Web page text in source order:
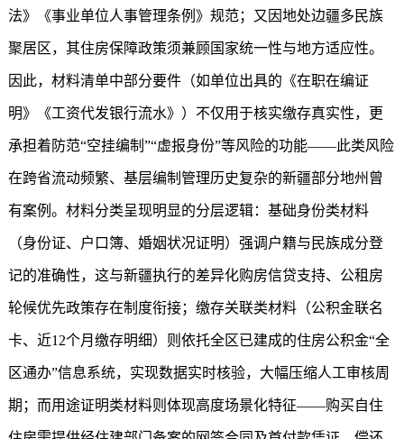
法》《事业单位人事管理条例》规范；又因地处边疆多民族
聚居区，其住房保障政策须兼顾国家统一性与地方适应性。
因此，材料清单中部分要件（如单位出具的《在职在编证
明》《工资代发银行流水》）不仅用于核实缴存真实性，更
承担着防范“空挂编制”“虚报身份”等风险的功能——此类风险
在跨省流动频繁、基层编制管理历史复杂的新疆部分地州曾
有案例。材料分类呈现明显的分层逻辑：基础身份类材料
（身份证、户口簿、婚姻状况证明）强调户籍与民族成分登
记的准确性，这与新疆执行的差异化购房信贷支持、公租房
轮候优先政策存在制度衔接；缴存关联类材料（公积金联名
卡、近12个月缴存明细）则依托全区已建成的住房公积金“全
区通办”信息系统，实现数据实时核验，大幅压缩人工审核周
期；而用途证明类材料则体现高度场景化特征——购买自住